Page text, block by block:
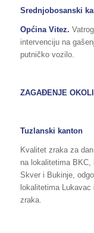
Srednjobosanski
Općina Vitez.
intervenciju na
putničko vozilo.
ZAGAĐENJE
Tuzlanski kanton
Kvalitet zraka za
na lokalitetima BKC,
Skver i Bukinje,
lokalitetima
zraka.